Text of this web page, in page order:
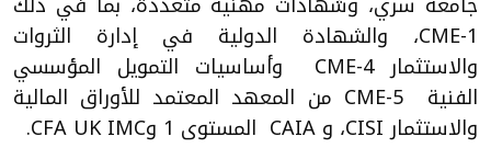
CME-1، والشهادة الدولية في إدارة الثروات
والاستثمار CME-4 وأساسيات التمويل المؤسسي
الفنية CME-5 من المعهد المعتمد للأوراق المالية
والاستثمار CISI، و CAIA المستوى 1 وCFA UK IMC.